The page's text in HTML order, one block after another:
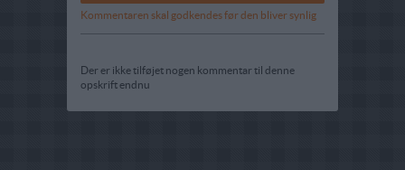
Kommentaren skal godkendes før den bliver synlig
Der er ikke tilføjet nogen kommentar til denne
opskrift endnu